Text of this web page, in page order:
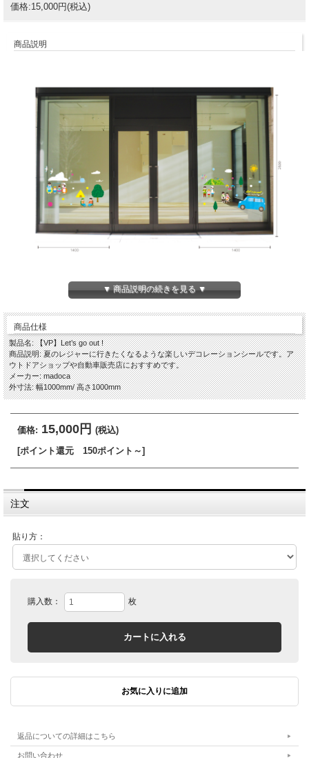
価格:15,000円(税込)
商品説明
▼ 商品説明の続きを見る ▼
商品仕様
製品名: 【VP】Let’s go out !
商品説明: 夏のレジャーに行きたくなるような楽しいデコレーションシールです。ア
ウトドアショップや自動車販売店におすすめです。
メーカー: madoca
外寸法: 幅1000mm/ 高さ1000mm
価格: 15,000円 (税込)
[ポイント還元 150ポイント～]
注文
貼り方：
購入数： 枚
返品についての詳細はこちら
お問い合わせ